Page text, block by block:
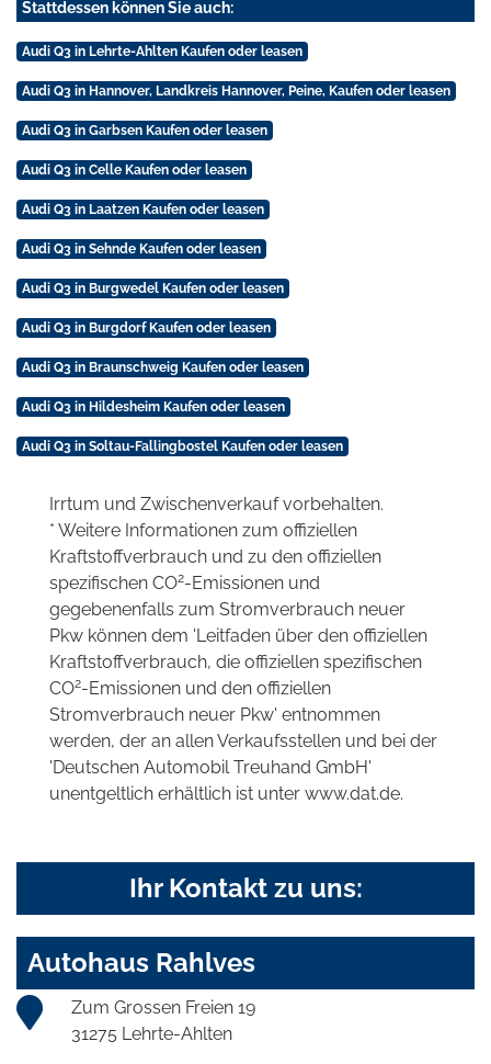
Stattdessen können Sie auch:
Audi Q3 in Lehrte-Ahlten Kaufen oder leasen
Audi Q3 in Hannover, Landkreis Hannover, Peine, Kaufen oder leasen
Audi Q3 in Garbsen Kaufen oder leasen
Audi Q3 in Celle Kaufen oder leasen
Audi Q3 in Laatzen Kaufen oder leasen
Audi Q3 in Sehnde Kaufen oder leasen
Audi Q3 in Burgwedel Kaufen oder leasen
Audi Q3 in Burgdorf Kaufen oder leasen
Audi Q3 in Braunschweig Kaufen oder leasen
Audi Q3 in Hildesheim Kaufen oder leasen
Audi Q3 in Soltau-Fallingbostel Kaufen oder leasen
Irrtum und Zwischenverkauf vorbehalten.
* Weitere Informationen zum offiziellen
Kraftstoffverbrauch und zu den offiziellen
spezifischen CO2-Emissionen und
gegebenenfalls zum Stromverbrauch neuer
Pkw können dem 'Leitfaden über den offiziellen
Kraftstoffverbrauch, die offiziellen spezifischen
CO2-Emissionen und den offiziellen
Stromverbrauch neuer Pkw' entnommen
werden, der an allen Verkaufsstellen und bei der
'Deutschen Automobil Treuhand GmbH'
unentgeltlich erhältlich ist unter www.dat.de.
Ihr Kontakt zu uns:
Autohaus Rahlves
Zum Grossen Freien 19
31275 Lehrte-Ahlten